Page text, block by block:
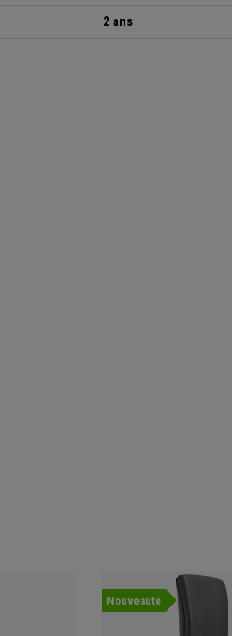
2 ans
Nouveauté